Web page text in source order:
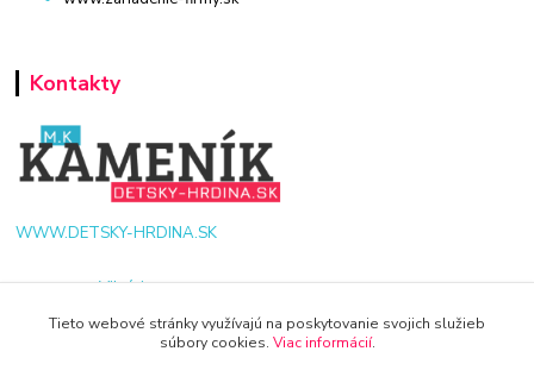
Kontakty
WWW.DETSKY-HRDINA.SK
Viktória
+421 940 949 000
Tieto webové stránky využívajú na poskytovanie svojich služieb
súbory cookies. Viac informácií.